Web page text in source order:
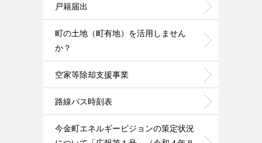
戸籍届出
町の土地（町有地）を活用しません
か？
空家等除却支援事業
路線バス時刻表
今金町エネルギービジョンの策定状況